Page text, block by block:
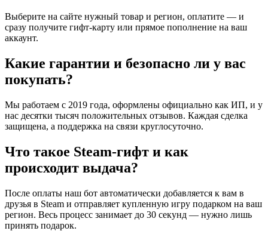
Выберите на сайте нужный товар и регион, оплатите — и
сразу получите гифт-карту или прямое пополнение на ваш
аккаунт.
Какие гарантии и безопасно ли у вас
покупать?
Мы работаем с 2019 года, оформлены официально как ИП, и у
нас десятки тысяч положительных отзывов. Каждая сделка
защищена, а поддержка на связи круглосуточно.
Что такое Steam-гифт и как
происходит выдача?
После оплаты наш бот автоматически добавляется к вам в
друзья в Steam и отправляет купленную игру подарком на ваш
регион. Весь процесс занимает до 30 секунд — нужно лишь
принять подарок.